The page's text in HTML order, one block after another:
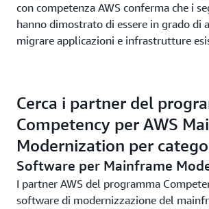
con competenza AWS conferma che i
hanno dimostrato di essere in grado di
migrare applicazioni e infrastrutture
Cerca i partner del
Competency per AWS
Modernization per
Software per Mainframe
I partner AWS del programma
software di modernizzazione del